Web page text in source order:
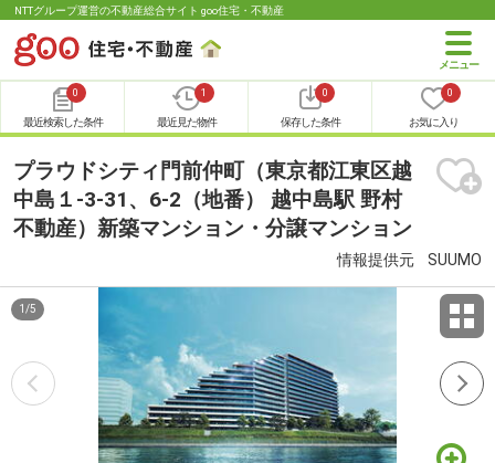
NTTグループ運営の不動産総合サイト goo住宅・不動産
0
最近検索した条件
1
最近見た物件
0
保存した条件
0
お気に入り
プラウドシティ門前仲町（東京都江東区越
中島１-3-31、6-2（地番） 越中島駅 野村
不動産）新築マンション・分譲マンション
情報提供元 SUUMO
1 /5